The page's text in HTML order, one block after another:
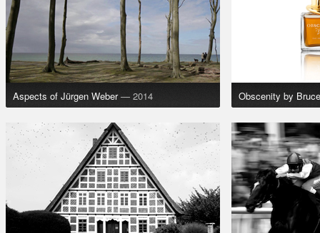
Aspects of Jürgen Weber — 2014 Obscenity by